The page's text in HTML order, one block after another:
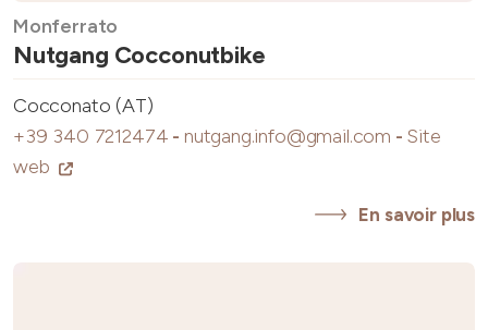
Monferrato
Nutgang Cocconutbike
Cocconato (AT)
+39 340 7212474 - nutgang.info@gmail.com - Site
web
En savoir plus